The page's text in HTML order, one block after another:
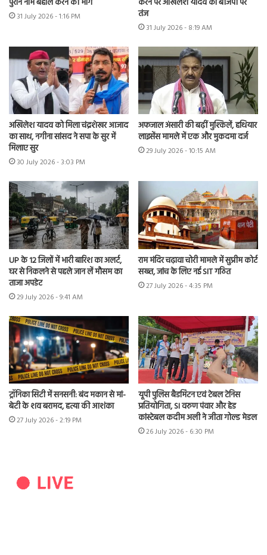
31 July 2026 - 1:16 PM
तंज
31 July 2026 - 8:19 AM
अखिलेश यादव को मिला चंद्रशेखर आजाद
का साथ, नगीना सांसद ने सपा के सुर में
मिलाए सुर
30 July 2026 - 3:03 PM
अफजाल अंसारी की बढ़ीं मुश्किलें, हथियार
लाइसेंस मामले में एक और मुकदमा दर्ज
29 July 2026 - 10:15 AM
UP के 12 जिलों में भारी बारिश का अलर्ट,
घर से निकलने से पहले जान लें मौसम का
ताजा अपडेट
29 July 2026 - 9:41 AM
राम मंदिर चढ़ावा चोरी मामले में सुप्रीम कोर्ट
सख्त, जांच के लिए नई SIT गठित
27 July 2026 - 4:35 PM
ट्रॉनिका सिटी में सनसनी: बंद मकान से मां-
बेटी के शव बरामद, हत्या की आशंका
27 July 2026 - 2:19 PM
यूपी पुलिस बैडमिंटन एवं टेबल टेनिस
प्रतियोगिता, SI वरुण पंवार और हेड
कांस्टेबल कदीम अली ने जीता गोल्ड मेडल
26 July 2026 - 6:30 PM